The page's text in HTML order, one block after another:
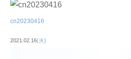
cn20230416
2021.02.16(火)